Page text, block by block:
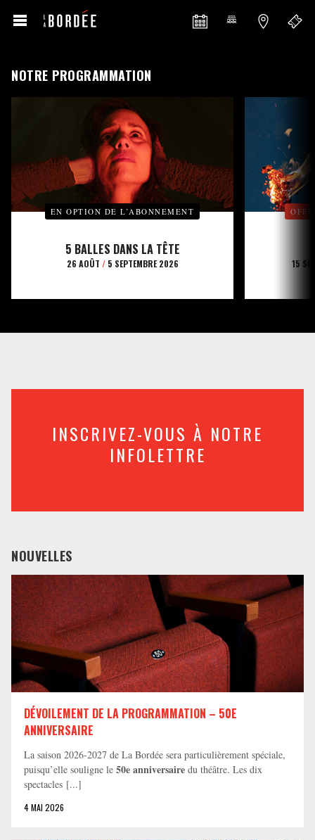
NOTRE PROGRAMMATION
EN OPTION DE L’ABONNEMENT
5 BALLES DANS LA TÊTE
26 AOÛT /5 SEPTEMBRE 2026 15
INSCRIVEZ-VOUS À NOTRE
INFOLETTRE
NOUVELLES
DÉVOILEMENT DE LA PROGRAMMATION – 50E
ANNIVERSAIRE
La saison 2026-2027 de La Bordée sera particulièrement spéciale,
puisqu’elle souligne le 50e anniversaire du théâtre. Les dix
spectacles [...]
4 MAI 2026